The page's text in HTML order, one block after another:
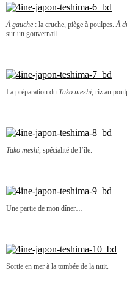
À gauche : la cruche, piège à poulpes.À
sur un gouvernail.
La préparation du Tako meshi, riz au
Tako meshi, spécialité de l’île.
Une partie de mon dîner…
Sortie en mer à la tombée de la nuit.